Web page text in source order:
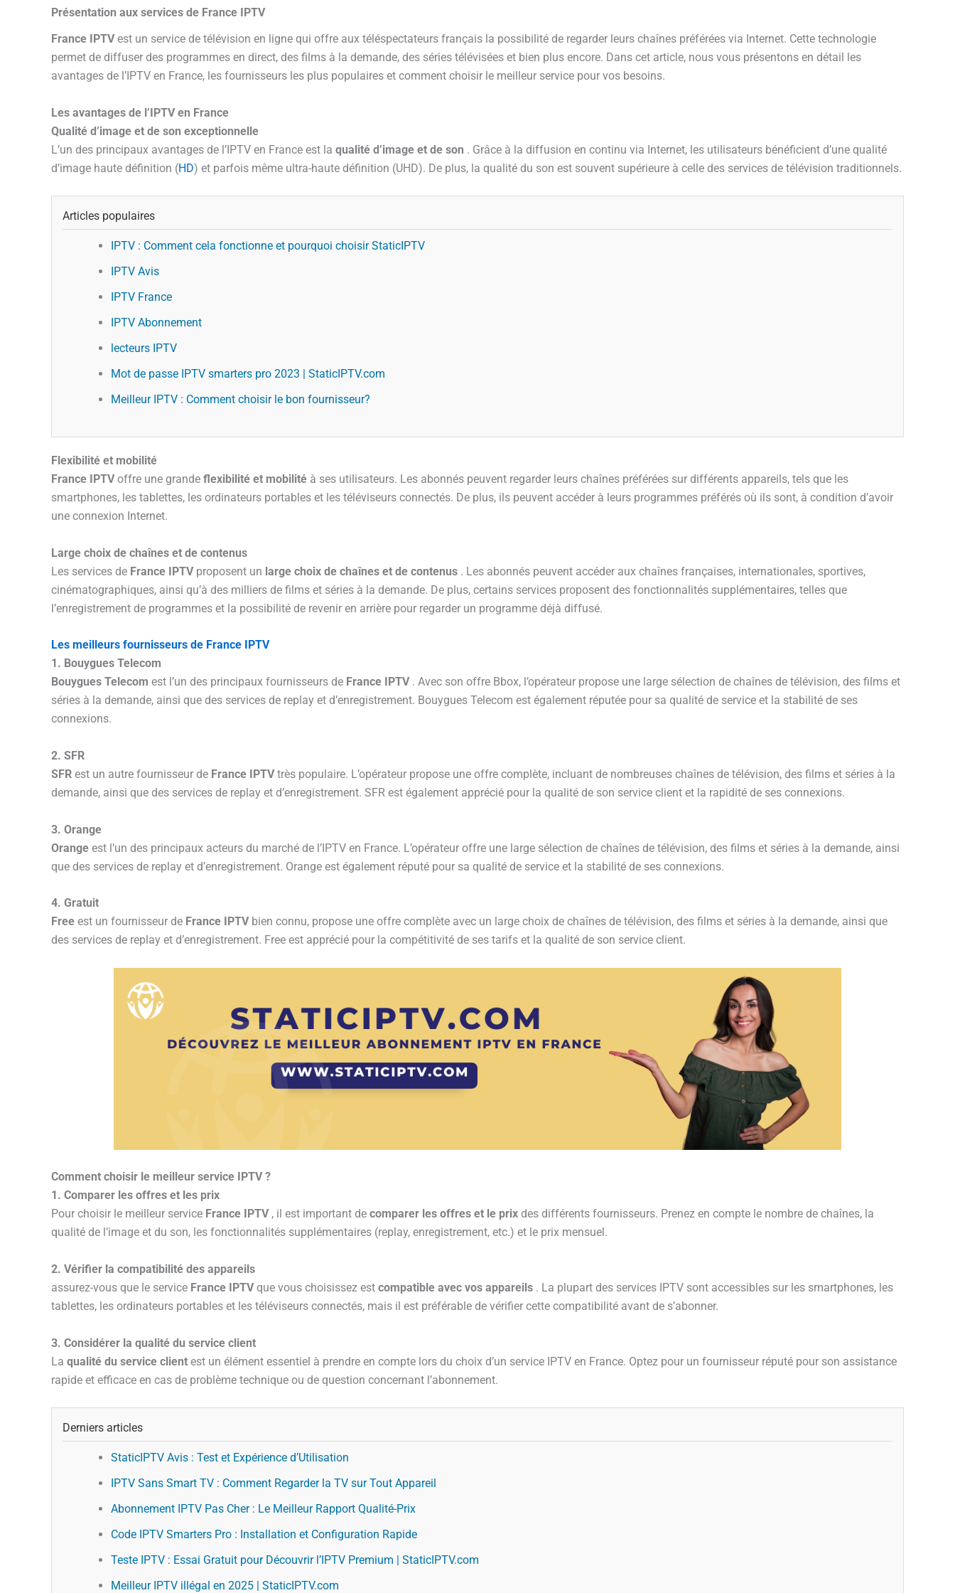
Présentation aux services de France IPTV
France IPTVest un service de télévision en ligne qui offre aux téléspectateurs français la possibilité de regarder leurs chaînes préférées via Internet. Cette technologie
permet de diffuser des programmes en direct, des films à la demande, des séries télévisées et bien plus encore. Dans cet article, nous vous présentons en détail les
avantages de l’IPTV en France, les fournisseurs les plus populaires et comment choisir le meilleur service pour vos besoins.
Les avantages de l’IPTV en France
Qualité d’image et de son exceptionnelle
L’un des principaux avantages de l’IPTV en France est la qualité d’image et de son . Grâce à la diffusion en continu via Internet, les utilisateurs bénéficient d’une qualité
d’image haute définition (HD) et parfois même ultra-haute définition (UHD). De plus, la qualité du son est souvent supérieure à celle des services de télévision traditionnels.
Articles populaires
IPTV : Comment cela fonctionne et pourquoi choisir StaticIPTV
IPTV Avis
IPTV France
IPTV Abonnement
lecteurs IPTV
Mot de passe IPTV smarters pro 2023 | StaticIPTV.com
Meilleur IPTV : Comment choisir le bon fournisseur?
Flexibilité et mobilité
France IPTVoffre une grande flexibilité et mobilité à ses utilisateurs. Les abonnés peuvent regarder leurs chaînes préférées sur différents appareils, tels que les
smartphones, les tablettes, les ordinateurs portables et les téléviseurs connectés. De plus, ils peuvent accéder à leurs programmes préférés où ils sont, à condition d’avoir
une connexion Internet.
Large choix de chaînes et de contenus
Les services de France IPTVproposent un large choix de chaînes et de contenus . Les abonnés peuvent accéder aux chaînes françaises, internationales, sportives,
cinématographiques, ainsi qu’à des milliers de films et séries à la demande. De plus, certains services proposent des fonctionnalités supplémentaires, telles que
l’enregistrement de programmes et la possibilité de revenir en arrière pour regarder un programme déjà diffusé.
Les meilleurs fournisseurs de France IPTV
1. Bouygues Telecom
Bouygues Telecom est l’un des principaux fournisseurs de France IPTV. Avec son offre Bbox, l’opérateur propose une large sélection de chaînes de télévision, des films et
séries à la demande, ainsi que des services de replay et d’enregistrement. Bouygues Telecom est également réputée pour sa qualité de service et la stabilité de ses
connexions.
2. SFR
SFR est un autre fournisseur de France IPTVtrès populaire. L’opérateur propose une offre complète, incluant de nombreuses chaînes de télévision, des films et séries à la
demande, ainsi que des services de replay et d’enregistrement. SFR est également apprécié pour la qualité de son service client et la rapidité de ses connexions.
3. Orange
Orange est l’un des principaux acteurs du marché de l’IPTV en France. L’opérateur offre une large sélection de chaînes de télévision, des films et séries à la demande, ainsi
que des services de replay et d’enregistrement. Orange est également réputé pour sa qualité de service et la stabilité de ses connexions.
4. Gratuit
Free est un fournisseur de France IPTVbien connu, propose une offre complète avec un large choix de chaînes de télévision, des films et séries à la demande, ainsi que
des services de replay et d’enregistrement. Free est apprécié pour la compétitivité de ses tarifs et la qualité de son service client.
Comment choisir le meilleur service IPTV ?
1. Comparer les offres et les prix
Pour choisir le meilleur service France IPTV, il est important de comparer les offres et le prix des différents fournisseurs. Prenez en compte le nombre de chaînes, la
qualité de l’image et du son, les fonctionnalités supplémentaires (replay, enregistrement, etc.) et le prix mensuel.
2. Vérifier la compatibilité des appareils
assurez-vous que le service France IPTVque vous choisissez est compatible avec vos appareils . La plupart des services IPTV sont accessibles sur les smartphones, les
tablettes, les ordinateurs portables et les téléviseurs connectés, mais il est préférable de vérifier cette compatibilité avant de s’abonner.
3. Considérer la qualité du service client
La qualité du service client est un élément essentiel à prendre en compte lors du choix d’un service IPTV en France. Optez pour un fournisseur réputé pour son assistance
rapide et efficace en cas de problème technique ou de question concernant l’abonnement.
Derniers articles
StaticIPTV Avis : Test et Expérience d’Utilisation
IPTV Sans Smart TV : Comment Regarder la TV sur Tout Appareil
Abonnement IPTV Pas Cher : Le Meilleur Rapport Qualité-Prix
Code IPTV Smarters Pro : Installation et Configuration Rapide
Teste IPTV : Essai Gratuit pour Découvrir l’IPTV Premium | StaticIPTV.com
Meilleur IPTV illégal en 2025 | StaticIPTV.com